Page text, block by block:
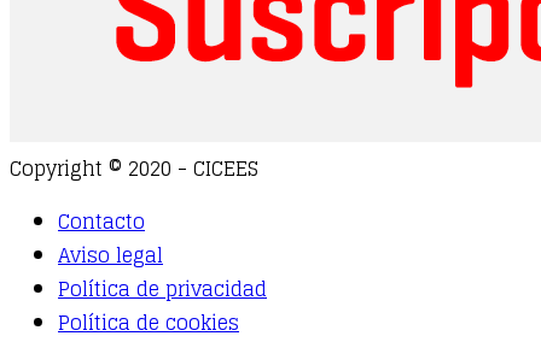
Copyright © 2020 - CICEES
Contacto
Aviso legal
Política de privacidad
Política de cookies